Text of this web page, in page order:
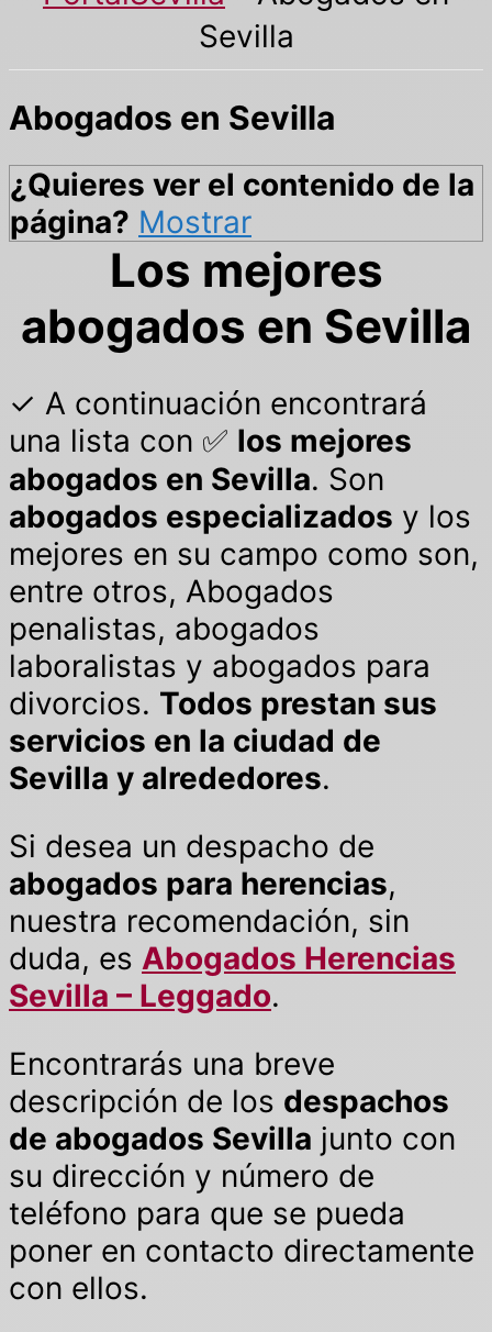
Sevilla
Abogados en Sevilla
¿Quieres ver el contenido de la
página? Mostrar
Los mejores
abogados en Sevilla
✓ A continuación encontrará
una lista con ✅ los mejores
abogados en Sevilla. Son
abogados especializados y los
mejores en su campo como son,
entre otros, Abogados
penalistas, abogados
laboralistas y abogados para
divorcios. Todos prestan sus
servicios en la ciudad de
Sevilla y alrededores.
Si desea un despacho de
abogados para herencias,
nuestra recomendación, sin
duda, es Abogados Herencias
Sevilla – Leggado.
Encontrarás una breve
descripción de los despachos
de abogados Sevilla junto con
su dirección y número de
teléfono para que se pueda
poner en contacto directamente
con ellos.